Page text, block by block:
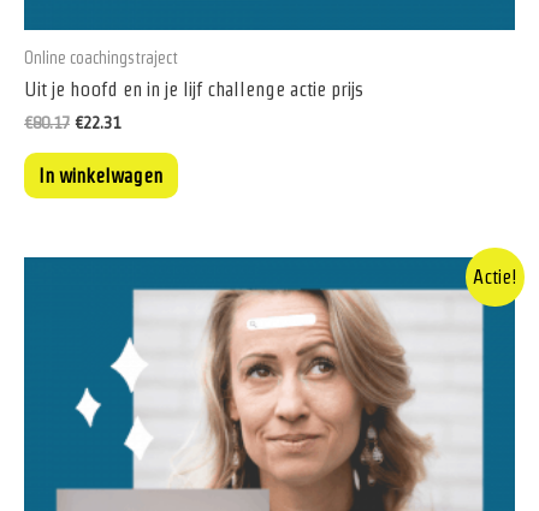
Online coachingstraject
Uit je hoofd en in je lijf challenge actie prijs
€80.17 Oorspronkelijke
was:
€22.31
is:
€22.31.
In winkelwagen
Actie!